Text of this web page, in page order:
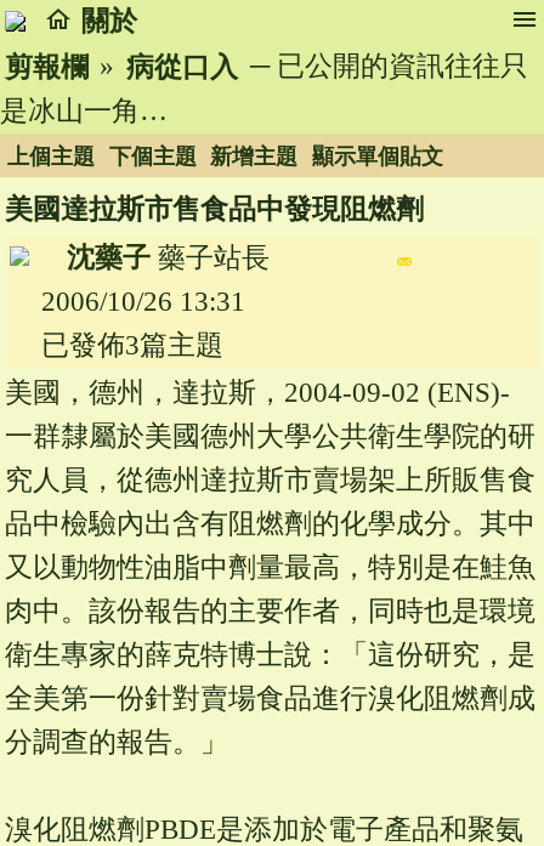
home 關於 menu
剪報欄 » 病從口入 ─ 已公開的資訊往往只
是冰山一角…
上個主題 下個主題 新增主題 顯示單個貼文
美國達拉斯市售食品中發現阻燃劑
沈藥子 藥子站長
2006/10/26 13:31
已發佈3篇主題
美國，德州，達拉斯，2004-09-02 (ENS)-
一群隸屬於美國德州大學公共衛生學院的研
究人員，從德州達拉斯市賣場架上所販售食
品中檢驗內出含有阻燃劑的化學成分。其中
又以動物性油脂中劑量最高，特別是在鮭魚
肉中。該份報告的主要作者，同時也是環境
衛生專家的薛克特博士說：「這份研究，是
全美第一份針對賣場食品進行溴化阻燃劑成
分調查的報告。」
溴化阻燃劑PBDE是添加於電子產品和聚氨